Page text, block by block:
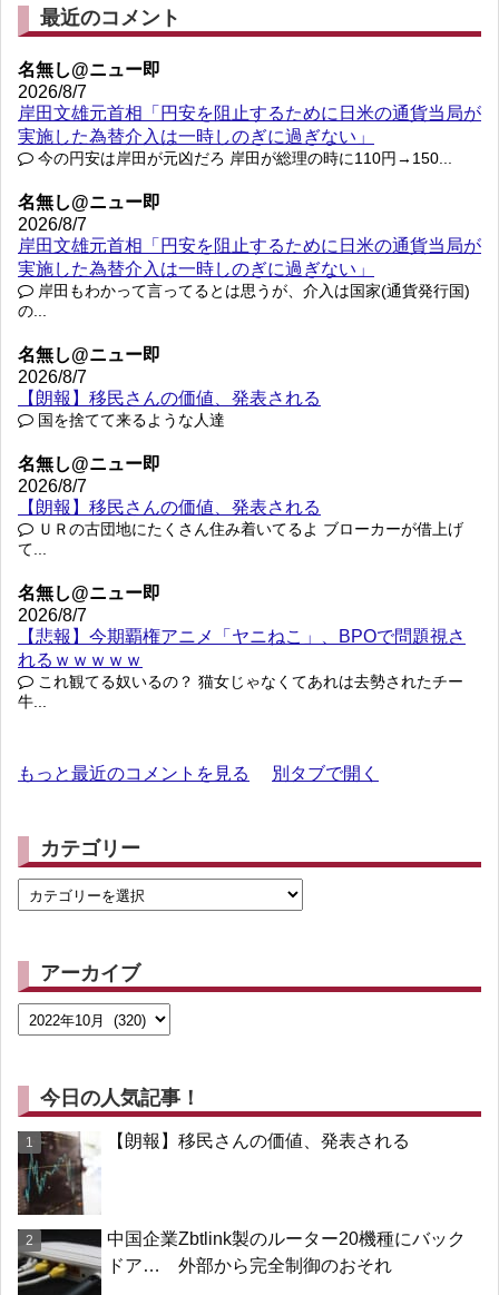
最近のコメント
名無し@ニュー即
2026/8/7
岸田文雄元首相「円安を阻止するために日米の通貨当局が
実施した為替介入は一時しのぎに過ぎない」
今の円安は岸田が元凶だろ 岸田が総理の時に110円→150...
名無し@ニュー即
2026/8/7
岸田文雄元首相「円安を阻止するために日米の通貨当局が
実施した為替介入は一時しのぎに過ぎない」
岸田もわかって言ってるとは思うが、介入は国家(通貨発行国)
の...
名無し@ニュー即
2026/8/7
【朗報】移民さんの価値、発表される
国を捨てて来るような人達
名無し@ニュー即
2026/8/7
【朗報】移民さんの価値、発表される
ＵＲの古団地にたくさん住み着いてるよ ブローカーが借上げ
て...
名無し@ニュー即
2026/8/7
【悲報】今期覇権アニメ「ヤニねこ」、BPOで問題視さ
れるｗｗｗｗｗ
これ観てる奴いるの？ 猫女じゃなくてあれは去勢されたチー
牛...
もっと最近のコメントを見る 別タブで開く
カテゴリー
アーカイブ
今日の人気記事！
【朗報】移民さんの価値、発表される
中国企業Zbtlink製のルーター20機種にバック
ドア… 外部から完全制御のおそれ